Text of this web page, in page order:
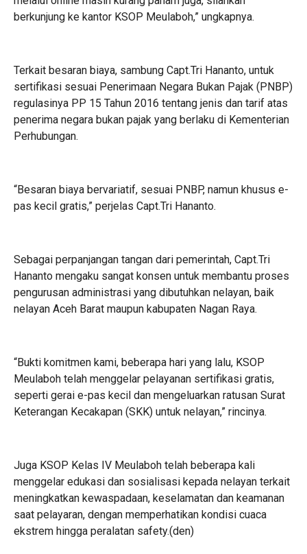
berkunjung ke kantor KSOP Meulaboh,” ungkapnya.
Terkait besaran biaya, sambung Capt.Tri Hananto, untuk
sertifikasi sesuai Penerimaan Negara Bukan Pajak (PNBP)
regulasinya PP 15 Tahun 2016 tentang jenis dan tarif atas
penerima negara bukan pajak yang berlaku di Kementerian
Perhubungan.
“Besaran biaya bervariatif, sesuai PNBP, namun khusus e-
pas kecil gratis,” perjelas Capt.Tri Hananto.
Sebagai perpanjangan tangan dari pemerintah, Capt.Tri
Hananto mengaku sangat konsen untuk membantu proses
pengurusan administrasi yang dibutuhkan nelayan, baik
nelayan Aceh Barat maupun kabupaten Nagan Raya.
“Bukti komitmen kami, beberapa hari yang lalu, KSOP
Meulaboh telah menggelar pelayanan sertifikasi gratis,
seperti gerai e-pas kecil dan mengeluarkan ratusan Surat
Keterangan Kecakapan (SKK) untuk nelayan,” rincinya.
Juga KSOP Kelas IV Meulaboh telah beberapa kali
menggelar edukasi dan sosialisasi kepada nelayan terkait
meningkatkan kewaspadaan, keselamatan dan keamanan
saat pelayaran, dengan memperhatikan kondisi cuaca
ekstrem hingga peralatan safety.(den)